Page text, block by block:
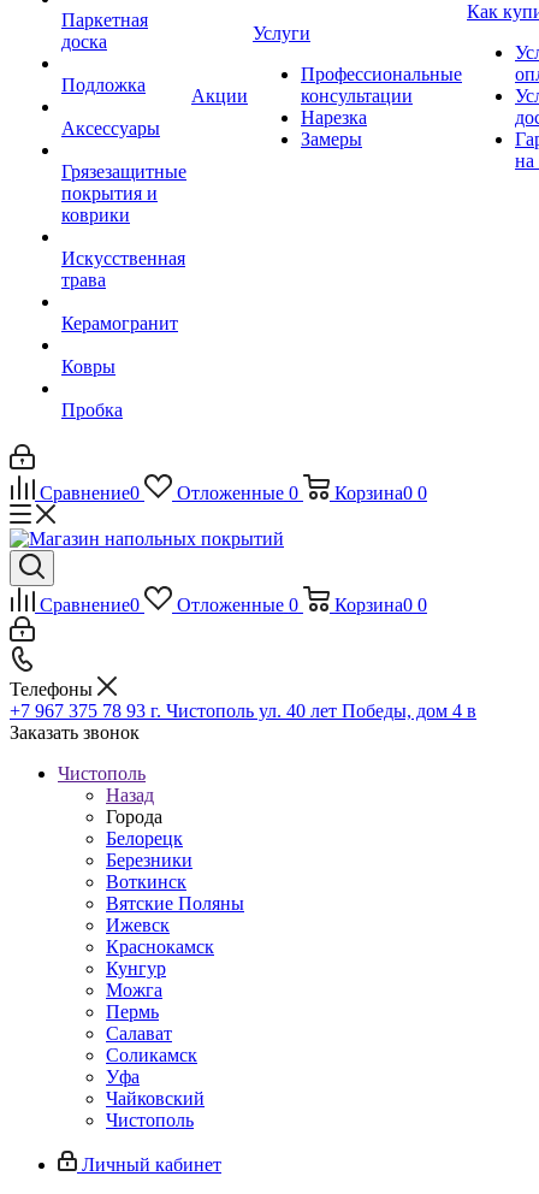
Паркетная
доска
Подложка
Аксессуары
Грязезащитные
покрытия и
коврики
Искусственная
трава
Керамогранит
Ковры
Пробка
Акции
Услуги
Профессиональные
консультации
Нарезка
Замеры
Как
на
Сравнение0 Отложенные 0 Корзина0 0
Сравнение0 Отложенные 0 Корзина0 0
Телефоны
+7 967 375 78 93 г. Чистополь ул. 40 лет Победы, дом 4 в
Заказать звонок
Чистополь
Назад
Города
Белорецк
Березники
Воткинск
Вятские Поляны
Ижевск
Краснокамск
Кунгур
Можга
Пермь
Салават
Соликамск
Уфа
Чайковский
Чистополь
Личный кабинет